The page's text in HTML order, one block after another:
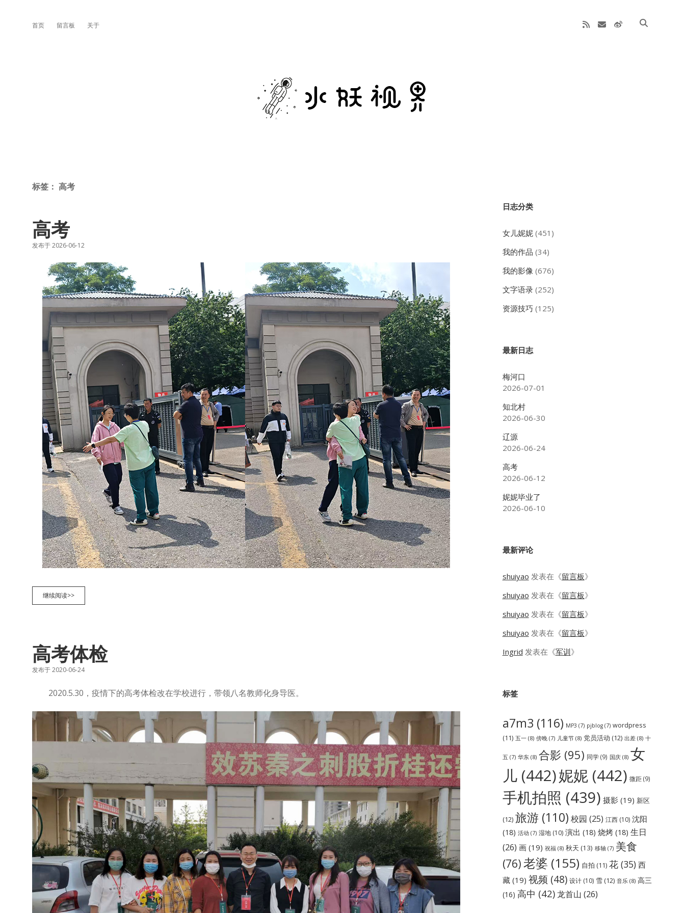
首页 留言板 关于 rss emailweibo
水
妖
标签： 高考
高考
发布于 2026-06-12
继续阅读>>高
考
高考体检
发布于 2020-06-24
2020.5.30，疫情下的高考体检改在学校进行，带领八名教师化身导医。
Sidebar
日志分类
女儿妮妮(451)
我的作品 (34)
我的影像 (676)
文字语录(252)
资源技巧 (125)
最新日志
梅河口
2026-07-01
知北村
2026-06-30
辽源
2026-06-24
高考
2026-06-12
妮妮毕业了
2026-06-10
最新评论
shuiyao 发表在《留言板》
shuiyao 发表在《留言板》
shuiyao 发表在《留言板》
shuiyao 发表在《留言板》
Ingrid 发表在《军训》
标签
a7m3 (116) MP3 (7) pjblog(7) wordpress
(11) 五一(8) 傍晚(7) 儿童节(8) 党员活动 (12) 出差(8) 十
五 (7) 华东(8) 合影 (95) 同学(9) 国庆(8) 女
儿(442)妮妮(442) 微距(9)
手机拍照 (439) 摄影(19) 新区
(12) 旅游(110) 校园 (25) 江西(10) 沈阳
(18) 活动 (7) 湿地(10) 演出 (18) 烧烤(18) 生日
(26) 画(19) 祝福(8) 秋天 (13) 移轴(7) 美食
(76)老婆 (155) 自拍 (11) 花(35) 西
藏(19) 视频 (48) 设计(10) 雪(12) 音乐(8) 高三
(16) 高中 (42)龙首山 (26)